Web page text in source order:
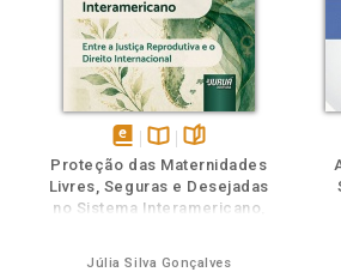
disponível
em
eBook
Disponível
na
B.V.
páginas
Proteção das Maternidades
Livres, Seguras e Desejadas
no Sistema Interamericano,
Júlia Silva Gonçalves
TambémFolheie